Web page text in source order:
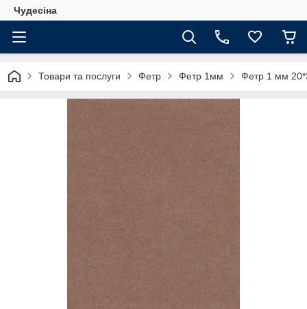
Чудесіна
Товари та послуги Фетр Фетр 1мм Фетр 1 мм